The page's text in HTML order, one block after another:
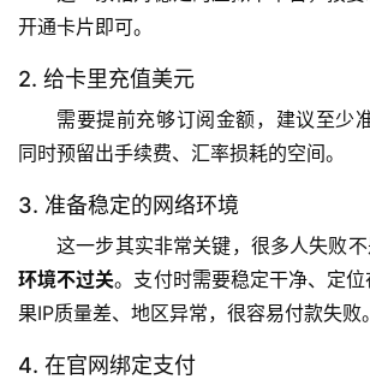
开通卡片即可。
2. 给卡里充值美元
需要提前充够订阅金额，建议至少
同时预留出手续费、汇率损耗的空间。
3. 准备稳定的网络环境
这一步其实非常关键，很多人失败
环境不过关。支付时需要稳定干净、定
果IP质量差、地区异常，很容易付款失败。
4. 在官网绑定支付